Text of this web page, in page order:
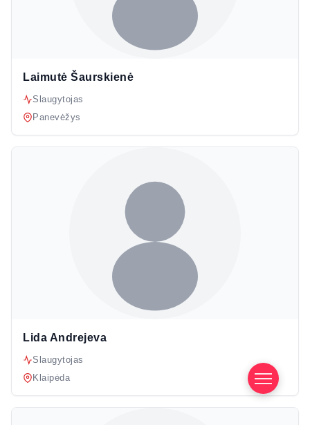
Laimutė Šaurskienė
Slaugytojas
Panevėžys
Lida Andrejeva
Slaugytojas
Klaipėda